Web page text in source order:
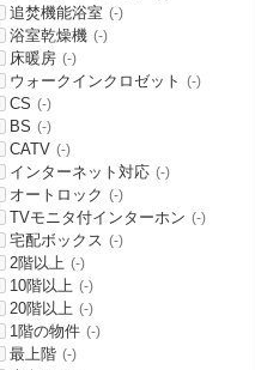
追焚機能浴室 (-)
浴室乾燥機 (-)
床暖房 (-)
ウォークインクロゼット (-)
CS (-)
BS (-)
CATV (-)
インターネット対応 (-)
オートロック (-)
TVモニタ付インターホン (-)
宅配ボックス (-)
2階以上 (-)
10階以上 (-)
20階以上 (-)
1階の物件 (-)
最上階 (-)